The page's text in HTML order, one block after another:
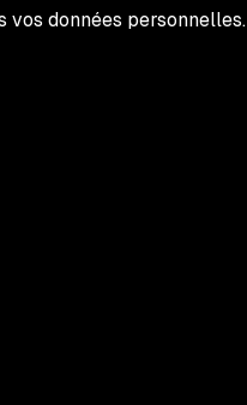
données personnelles.